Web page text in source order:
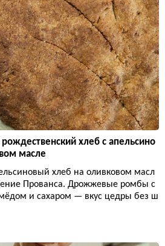
рождественский хлеб с апельсино
масле
хлеб на оливковом масл
Прованса. Дрожжевые ромбы с
и сахаром — вкус цедры без ш